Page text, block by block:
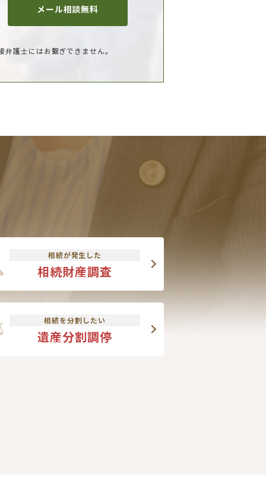
メール相談無料
護士にはお繋ぎできません。
相続が発生した
相続財産調査
相続を分割したい
遺産分割調停